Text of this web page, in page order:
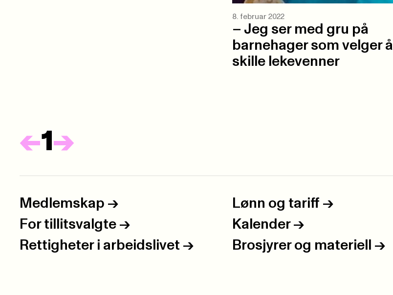
8. februar 2022
– Jeg ser med gru på
barnehager som velger å
skille lekevenner
<-Forrige
1 ->
Medlemskap -> Lønn og tariff ->
For tillitsvalgte -> Kalender ->
Rettigheter i arbeidslivet -> Brosjyrer og materiell ->